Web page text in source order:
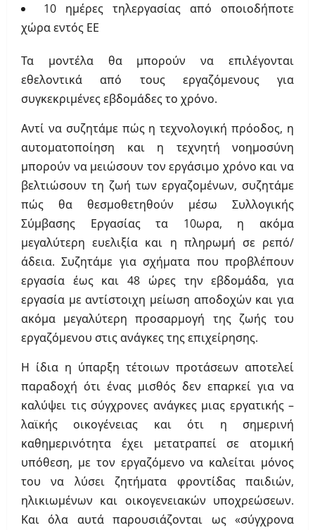
10 ημέρες τηλεργασίας από οποιοδήποτε
χώρα εντός ΕΕ
Τα μοντέλα θα μπορούν να επιλέγονται
εθελοντικά από τους εργαζόμενους για
συγκεκριμένες εβδομάδες το χρόνο.
Αντί να συζητάμε πώς η τεχνολογική πρόοδος, η
αυτοματοποίηση και η τεχνητή νοημοσύνη
μπορούν να μειώσουν τον εργάσιμο χρόνο και να
βελτιώσουν τη ζωή των εργαζομένων, συζητάμε
πώς θα θεσμοθετηθούν μέσω Συλλογικής
Σύμβασης Εργασίας τα 10ωρα, η ακόμα
μεγαλύτερη ευελιξία και η πληρωμή σε ρεπό/
άδεια. Συζητάμε για σχήματα που προβλέπουν
εργασία έως και 48 ώρες την εβδομάδα, για
εργασία με αντίστοιχη μείωση αποδοχών και για
ακόμα μεγαλύτερη προσαρμογή της ζωής του
εργαζόμενου στις ανάγκες της επιχείρησης.
Η ίδια η ύπαρξη τέτοιων προτάσεων αποτελεί
παραδοχή ότι ένας μισθός δεν επαρκεί για να
καλύψει τις σύγχρονες ανάγκες μιας εργατικής –
λαϊκής οικογένειας και ότι η σημερινή
καθημερινότητα έχει μετατραπεί σε ατομική
υπόθεση, με τον εργαζόμενο να καλείται μόνος
του να λύσει ζητήματα φροντίδας παιδιών,
ηλικιωμένων και οικογενειακών υποχρεώσεων.
Και όλα αυτά παρουσιάζονται ως «σύγχρονα